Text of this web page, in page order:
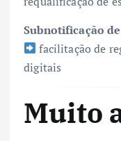
Subnotificação
facilitação de
digitais
Muito